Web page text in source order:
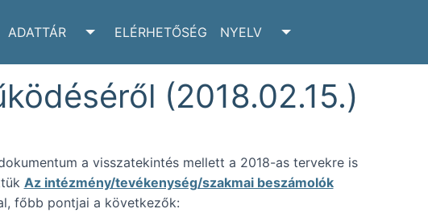
E-ARCHIVUM SUBMENU
ADATTÁR
TOGGLE ADATTÁR SUBMENU
ELÉRHETŐSÉG NYELV
(2018.02.15.)
a visszatekintés mellett a 2018-as tervekre is
Az intézmény/tevékenység/szakmai beszámolók
főbb pontjai a következők: